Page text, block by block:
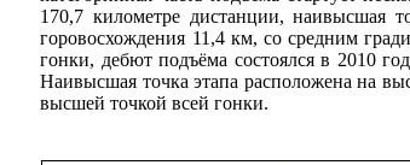
170,7 километре дистанции, наивысшая
горовосхождения 11,4 км, со средним
гонки, дебют подъёма состоялся в 2010
Наивысшая точка этапа расположена на
высшей точкой всей гонки.